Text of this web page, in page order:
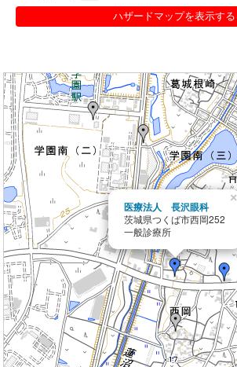
ハザードマップを表示する
医療法人 長沢眼科
茨城県つくば市西岡252
一般診療所
×